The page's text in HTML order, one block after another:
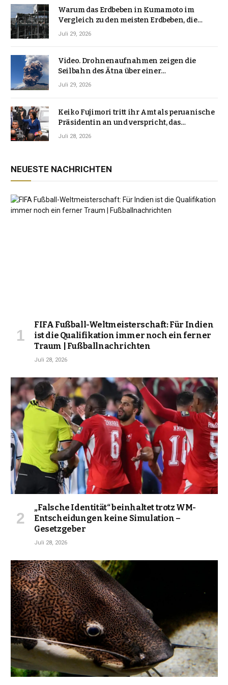
Warum das Erdbeben in Kumamoto im
Vergleich zu den meisten Erdbeben, die
Japan erschütterten, ungewöhnlich ist
Juli 29, 2026
Video. Drohnenaufnahmen zeigen die
Seilbahn des Ätna über einer
Vulkanlandschaft
Juli 29, 2026
Keiko Fujimori tritt ihr Amt als peruanische
Präsidentin an und verspricht, das
Jahrzehnt der Instabilität zu beenden
Juli 28, 2026
NEUESTE NACHRICHTEN
FIFA Fußball-Weltmeisterschaft: Für Indien
ist die Qualifikation immer noch ein ferner
Traum | Fußballnachrichten
Juli 28, 2026
„Falsche Identität“ beinhaltet trotz WM-
Entscheidungen keine Simulation –
Gesetzgeber
Juli 28, 2026